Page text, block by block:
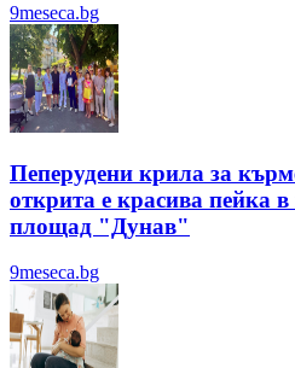
9meseca.bg
Пеперудени крила за
открита е красива пейка
площад "Дунав"
9meseca.bg